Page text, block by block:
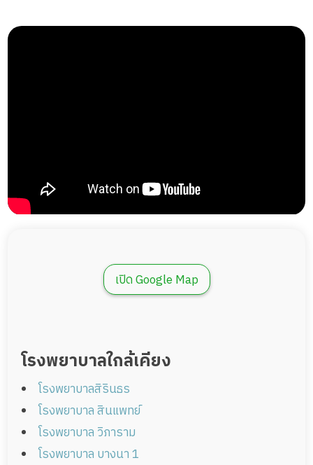
รางวัล บ้านพักผู้สูงอายุต้นแบบ
กรมพัฒนาธุรกิจการค้า กระทรวงพาณิชย์
กระทรวงพาณิชย์
Thaielder Verified
เปิด Google Map
โรงพยาบาลใกล้เคียง
โรงพยาบาลสิรินธร
โรงพยาบาล สินแพทย์
โรงพยาบาล วิภาราม
โรงพยาบาล บางนา 1